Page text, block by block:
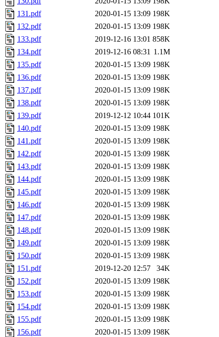
131.pdf
2020-01-15 13:09 198K
132.pdf
2020-01-15 13:09 198K
133.pdf
2019-12-16 13:01 858K
134.pdf
2019-12-16 08:31 1.1M
135.pdf
2020-01-15 13:09 198K
136.pdf
2020-01-15 13:09 198K
137.pdf
2020-01-15 13:09 198K
138.pdf
2020-01-15 13:09 198K
139.pdf
2019-12-12 10:44 101K
140.pdf
2020-01-15 13:09 198K
141.pdf
2020-01-15 13:09 198K
142.pdf
2020-01-15 13:09 198K
143.pdf
2020-01-15 13:09 198K
144.pdf
2020-01-15 13:09 198K
145.pdf
2020-01-15 13:09 198K
146.pdf
2020-01-15 13:09 198K
147.pdf
2020-01-15 13:09 198K
148.pdf
2020-01-15 13:09 198K
149.pdf
2020-01-15 13:09 198K
150.pdf
2020-01-15 13:09 198K
151.pdf
2019-12-20 12:57
34K
152.pdf
2020-01-15 13:09 198K
153.pdf
2020-01-15 13:09 198K
154.pdf
2020-01-15 13:09 198K
155.pdf
2020-01-15 13:09 198K
156.pdf
2020-01-15 13:09 198K